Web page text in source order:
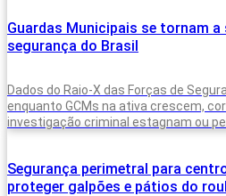
Guardas Municipais se tornam
segurança do Brasil
Dados do Raio-X das Forças de
enquanto GCMs na ativa crescem,
investigação criminal estagnam ou
Segurança perimetral para
proteger galpões e pátios do